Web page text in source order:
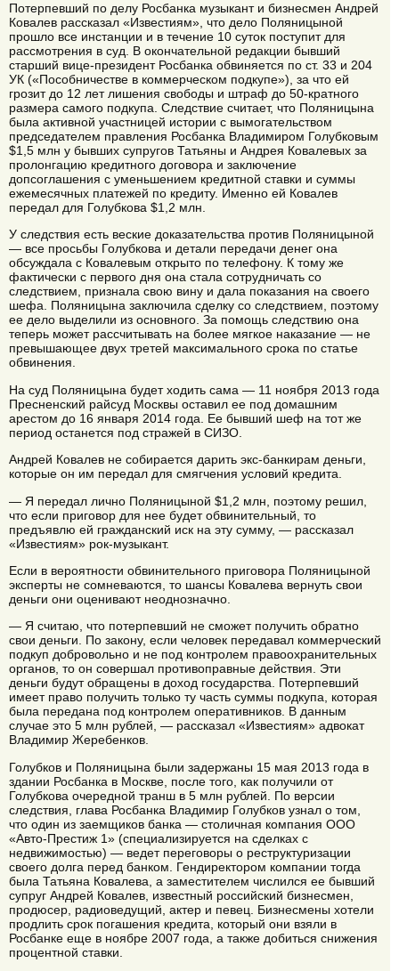
Потерпевший по делу Росбанка музыкант и бизнесмен Андрей
Ковалев рассказал «Известиям», что дело Поляницыной
прошло все инстанции и в течение 10 суток поступит для
рассмотрения в суд. В окончательной редакции бывший
старший вице-президент Росбанка обвиняется по ст. 33 и 204
УК («Пособничестве в коммерческом подкупе»), за что ей
грозит до 12 лет лишения свободы и штраф до 50-кратного
размера самого подкупа. Следствие считает, что Поляницына
была активной участницей истории с вымогательством
председателем правления Росбанка Владимиром Голубковым
$1,5 млн у бывших супругов Татьяны и Андрея Ковалевых за
пролонгацию кредитного договора и заключение
допсоглашения с уменьшением кредитной ставки и суммы
ежемесячных платежей по кредиту. Именно ей Ковалев
передал для Голубкова $1,2 млн.
У следствия есть веские доказательства против Поляницыной
— все просьбы Голубкова и детали передачи денег она
обсуждала с Ковалевым открыто по телефону. К тому же
фактически с первого дня она стала сотрудничать со
следствием, признала свою вину и дала показания на своего
шефа. Поляницына заключила сделку со следствием, поэтому
ее дело выделили из основного. За помощь следствию она
теперь может рассчитывать на более мягкое наказание — не
превышающее двух третей максимального срока по статье
обвинения.
На суд Поляницына будет ходить сама — 11 ноября 2013 года
Пресненский райсуд Москвы оставил ее под домашним
арестом до 16 января 2014 года. Ее бывший шеф на тот же
период останется под стражей в СИЗО.
Андрей Ковалев не собирается дарить экс-банкирам деньги,
которые он им передал для смягчения условий кредита.
— Я передал лично Поляницыной $1,2 млн, поэтому решил,
что если приговор для нее будет обвинительный, то
предъявлю ей гражданский иск на эту сумму, — рассказал
«Известиям» рок-музыкант.
Если в вероятности обвинительного приговора Поляницыной
эксперты не сомневаются, то шансы Ковалева вернуть свои
деньги они оценивают неоднозначно.
— Я считаю, что потерпевший не сможет получить обратно
свои деньги. По закону, если человек передавал коммерческий
подкуп добровольно и не под контролем правоохранительных
органов, то он совершал противоправные действия. Эти
деньги будут обращены в доход государства. Потерпевший
имеет право получить только ту часть суммы подкупа, которая
была передана под контролем оперативников. В данным
случае это 5 млн рублей, — рассказал «Известиям» адвокат
Владимир Жеребенков.
Голубков и Поляницына были задержаны 15 мая 2013 года в
здании Росбанка в Москве, после того, как получили от
Голубкова очередной транш в 5 млн рублей. По версии
следствия, глава Росбанка Владимир Голубков узнал о том,
что один из заемщиков банка — столичная компания ООО
«Авто-Престиж 1» (специализируется на сделках с
недвижимостью) — ведет переговоры о реструктуризации
своего долга перед банком. Гендиректором компании тогда
была Татьяна Ковалева, а заместителем числился ее бывший
супруг Андрей Ковалев, известный российский бизнесмен,
продюсер, радиоведущий, актер и певец. Бизнесмены хотели
продлить срок погашения кредита, который они взяли в
Росбанке еще в ноябре 2007 года, а также добиться снижения
процентной ставки.